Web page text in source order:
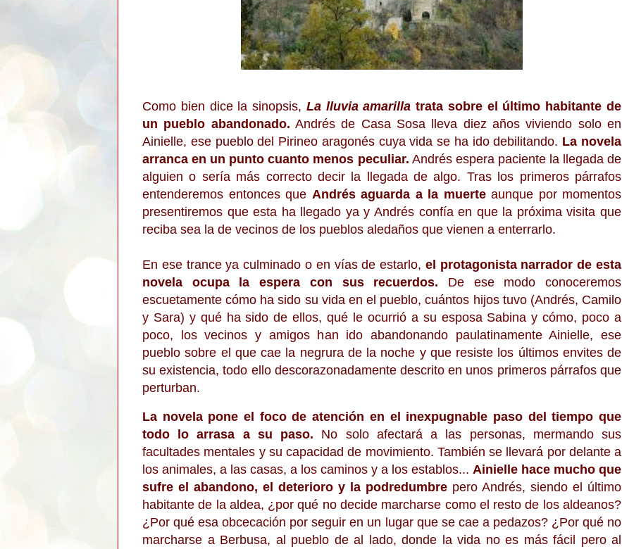
Como bien dice la sinopsis, La lluvia amarilla trata sobre el último habitante de
un pueblo abandonado. Andrés de Casa Sosa lleva diez años viviendo solo en
Ainielle, ese pueblo del Pirineo aragonés cuya vida se ha ido debilitando. La novela
arranca en un punto cuanto menos peculiar. Andrés espera paciente la llegada de
alguien o sería más correcto decir la llegada de algo. Tras los primeros párrafos
entenderemos entonces que Andrés aguarda a la muerte aunque por momentos
presentiremos que esta ha llegado ya y Andrés confía en que la próxima visita que
reciba sea la de vecinos de los pueblos aledaños que vienen a enterrarlo.
En ese trance ya culminado o en vías de estarlo, el protagonista narrador de esta
novela ocupa la espera con sus recuerdos. De ese modo conoceremos
escuetamente cómo ha sido su vida en el pueblo, cuántos hijos tuvo (Andrés, Camilo
y Sara) y qué ha sido de ellos, qué le ocurrió a su esposa Sabina y cómo, poco a
poco, los vecinos y amigos han ido abandonando paulatinamente Ainielle, ese
pueblo sobre el que cae la negrura de la noche y que resiste los últimos envites de
su existencia, todo ello descorazonadamente descrito en unos primeros párrafos que
perturban.
La novela pone el foco de atención en el inexpugnable paso del tiempo que
todo lo arrasa a su paso. No solo afectará a las personas, mermando sus
facultades mentales y su capacidad de movimiento. También se llevará por delante a
los animales, a las casas, a los caminos y a los establos... Ainielle hace mucho que
sufre el abandono, el deterioro y la podredumbre pero Andrés, siendo el último
habitante de la aldea, ¿por qué no decide marcharse como el resto de los aldeanos?
¿Por qué esa obcecación por seguir en un lugar que se cae a pedazos? ¿Por qué no
marcharse a Berbusa, al pueblo de al lado, donde la vida no es más fácil pero al